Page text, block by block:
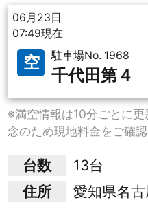
06月23日
07:49現在
空 駐車場No. 1968
千代田第４
※満空情報は10分ごとに更
念のため現地料金をご確
台数
13台
住所
愛知県名